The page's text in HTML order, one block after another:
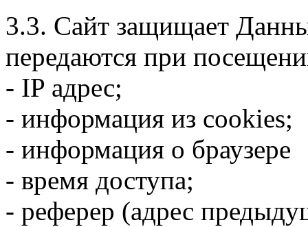
3.3. Сайт защищает
передаются при
- IP адрес;
- информация из cookies;
- информация о браузере
- время доступа;
- реферер (адрес